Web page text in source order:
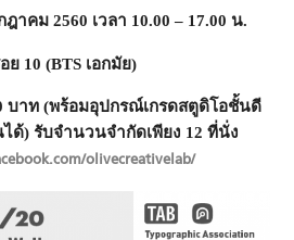
าคม 2560 เวลา 10.00 – 17.00 น.
ย 10 (BTS เอกมัย)
บาท (พร้อมอุปกรณ์เกรดสตูดิโอชั้นดี
ด้) รับจำนวนจำกัดเพียง 12 ที่นั่ง
olivecreativelab/